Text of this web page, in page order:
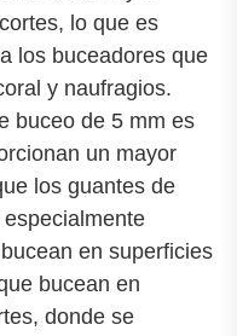
lo que es
los buceadores que
y naufragios.
buceo de 5 mm es
un mayor
los guantes de
en superficies
bucean en
donde se